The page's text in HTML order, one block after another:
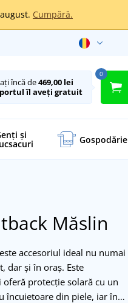
Cumpără.
încă de469,00 lei
îl aveți gratuit
0
și Gospodărie
Măslin
accesoriul ideal nu numai
dar și în oraș. Este
protecție solară cu un
încuietoare din piele, iar în…